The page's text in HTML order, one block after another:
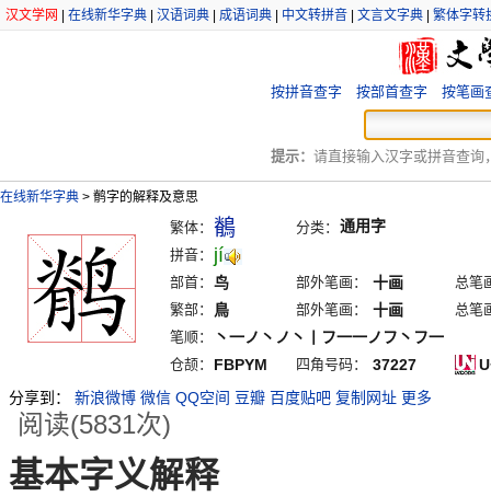
汉文学网 在线新华字典 汉语词典 成语词典 中文转拼音 文言文字典 繁体字转
按拼音查字 按部首查字 按笔画
提示： 请直接输入汉字或拼音查询
在线新华字典 > 鹡字的解释及意思
繁体： 鶺 分类： 通用字
拼音： jí
部首： 鸟 部外笔画： 十画
总笔
繁部：
鳥 部外笔画： 十画
总笔
笔顺：
丶一ノ丶ノ丶丨フ一一ノフ丶フ一
仓颉： FBPYM 四角号码： 37227
分享到：
新浪微博 微信 QQ空间 豆瓣 百度贴吧 复制网址 更多
阅读(5831次)
基本字义解释